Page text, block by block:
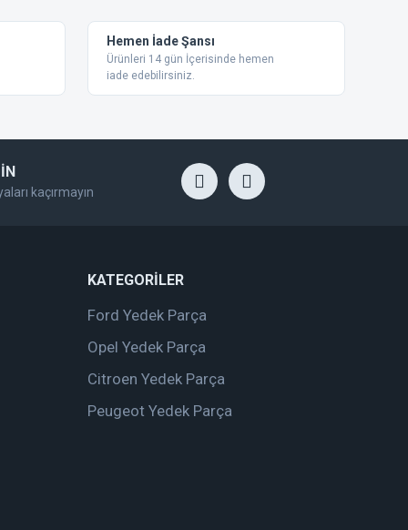
Hemen İade Şansı
Ürünleri 14 gün İçerisinde hemen
iade edebilirsiniz.
kaçırmayın
KATEGORİLER
Ford Yedek Parça
Opel Yedek Parça
Citroen Yedek Parça
Peugeot Yedek Parça